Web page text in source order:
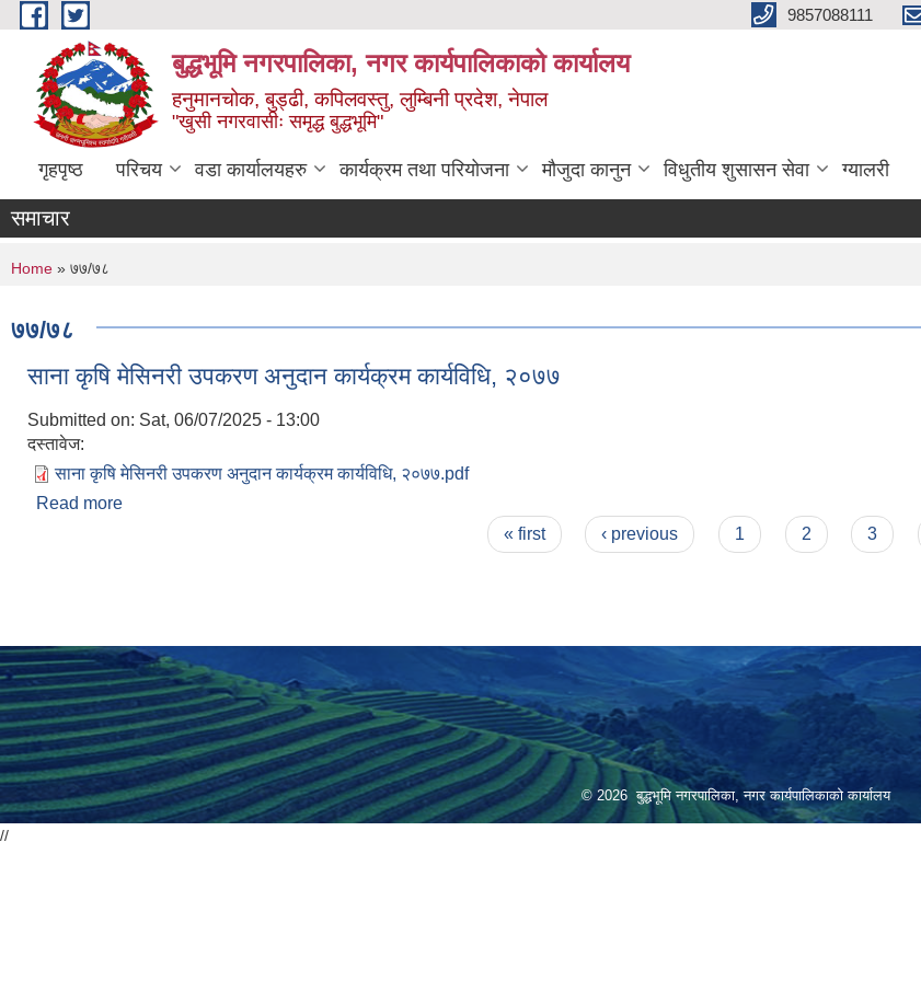
Skip to main content 9857088111
बुद्धभूमि नगरपालिका, नगर कार्यपालिकाको कार्यालय
हनुमानचोक, बुड्ढी, कपिलवस्तु, लुम्बिनी प्रदेश, नेपाल
"खुसी नगरवासीः समृद्ध बुद्धभूमि"
गृहपृष्ठ परिचय वडा कार्यालयहरु कार्यक्रम तथा परियोजना मौजुदा कानुन विधुतीय शुसासन सेवा ग्यालरी
समाचार
You are here
Home » ७७/७८
७७/७८
साना कृषि मेसिनरी उपकरण अनुदान कार्यक्रम कार्यविधि, २०७७
Submitted on: Sat, 06/07/2025 - 13:00
दस्तावेज:
साना कृषि मेसिनरी उपकरण अनुदान कार्यक्रम कार्यविधि, २०७७.pdf
Read more
« first ‹ previous 1 2 3
© 2026 बुद्धभूमि नगरपालिका, नगर कार्यपालिकाको कार्यालय
//